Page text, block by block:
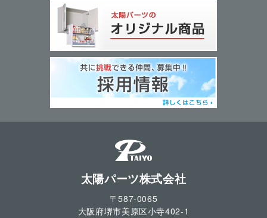
太陽パーツ株式会社
〒587-0065
大阪府堺市美原区小寺402-1